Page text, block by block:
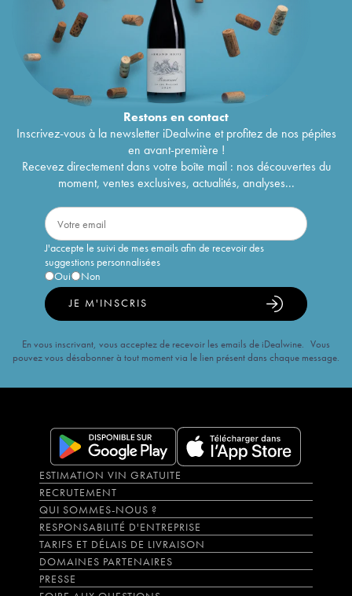
Restons encontact
Inscrivez-vous à la newsletter iDealwine et profitez de nos pépites
en avant-première !
Recevez directement dans votre boîte mail : nos découvertes du
moment, ventes exclusives, actualités, analyses...
J'accepte le suivi de mes emails afin de recevoir des
suggestions personnalisées
Oui
Non
JE M'INSCRIS
En vous inscrivant, vous acceptez de recevoir les emails de iDealwine. Vous
pouvez vous désabonner à tout moment via le lien présent dans chaque message.
ESTIMATION VIN GRATUITE
RECRUTEMENT
QUI SOMMES-NOUS ?
RESPONSABILITÉ D'ENTREPRISE
TARIFS ET DÉLAIS DE LIVRAISON
DOMAINES PARTENAIRES
PRESSE